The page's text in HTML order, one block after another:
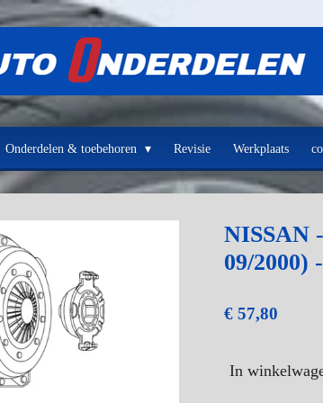
Onderdelen & toebehoren Revisie Werkplaats
NISSAN
09/2000)
€ 57,80
In